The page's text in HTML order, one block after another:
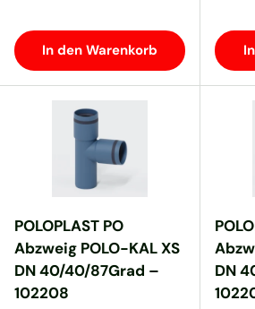
In den Warenkorb
POLOPLAST PO
Abzweig POLO-KAL XS
DN 40/40/87Grad –
102208
DN